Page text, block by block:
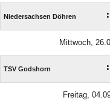
Niedersachsen Döhren :
Mittwoch,
TSV Godshorn :
Freitag,